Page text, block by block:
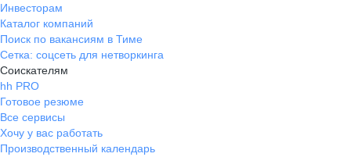
Инвесторам
Каталог компаний
Поиск по вакансиям в Тиме
Сетка: соцсеть для нетворкинга
Соискателям
hh PRO
Готовое резюме
Все сервисы
Хочу у вас работать
Производственный календарь